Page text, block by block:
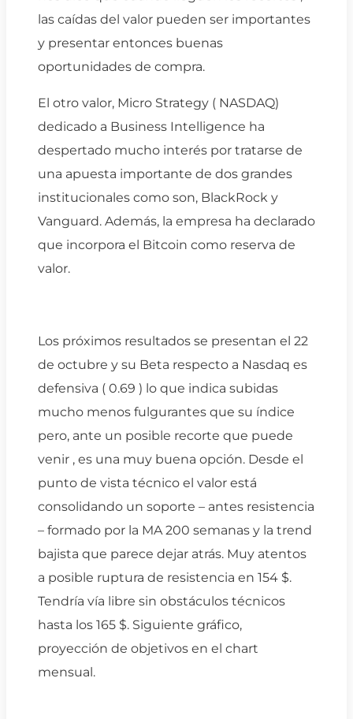
las caídas del valor pueden ser importantes
y presentar entonces buenas
oportunidades de compra.
El otro valor, Micro Strategy ( NASDAQ)
dedicado a Business Intelligence ha
despertado mucho interés por tratarse de
una apuesta importante de dos grandes
institucionales como son, BlackRock y
Vanguard. Además, la empresa ha declarado
que incorpora el Bitcoin como reserva de
valor.
Los próximos resultados se presentan el 22
de octubre y su Beta respecto a Nasdaq es
defensiva ( 0.69 ) lo que indica subidas
mucho menos fulgurantes que su índice
pero, ante un posible recorte que puede
venir , es una muy buena opción. Desde el
punto de vista técnico el valor está
consolidando un soporte – antes resistencia
– formado por la MA 200 semanas y la trend
bajista que parece dejar atrás. Muy atentos
a posible ruptura de resistencia en 154 $.
Tendría vía libre sin obstáculos técnicos
hasta los 165 $. Siguiente gráfico,
proyección de objetivos en el chart
mensual.